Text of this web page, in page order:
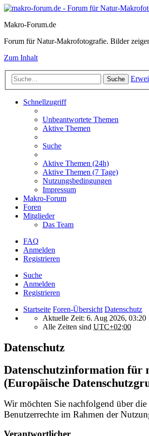
Makro-Forum.de
Forum für Natur-Makrofotografie. Bilder
Zum Inhalt
Suche
Schnellzugriff
Unbeantwortete Themen
Aktive Themen
Suche
Aktive Themen (24h)
Aktive Themen (7 Tage)
Nutzungsbedingungen
Impressum
Makro-Forum
Foren
Mitglieder
Das Team
FAQ
Anmelden
Registrieren
Suche
Anmelden
Registrieren
Startseite Foren-Übersicht Datenschutz
Aktuelle Zeit: 6. Aug 2026, 03:20
Alle Zeiten sind UTC+02:00
Datenschutz
Datenschutzinformation für
(Europäische
Wir möchten Sie nachfolgend über
Benutzerrechte im Rahmen der